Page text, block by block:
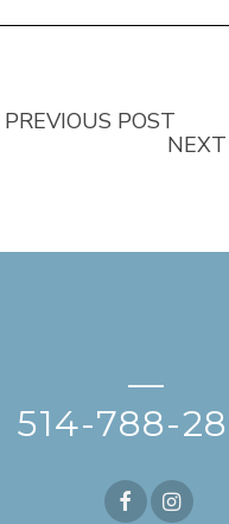
PREVIOUS POST
—
514-788-